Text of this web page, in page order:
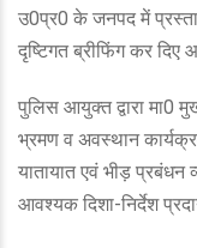
उ0प्र0 के जनपद में
दृष्टिगत ब्रीफिंग कर दिए
पुलिस आयुक्त द्वारा मा0
भ्रमण व अवस्थान
यातायात एवं भीड़
आवश्यक दिशा-निर्देश